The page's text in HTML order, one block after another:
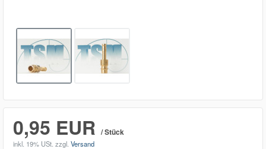
0,95 EUR / Stück
inkl. 19% USt. zzgl. Versand